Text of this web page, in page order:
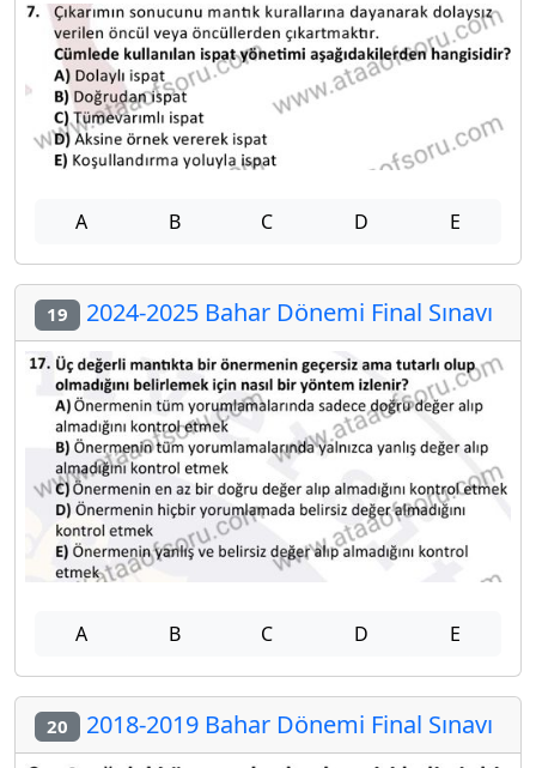
A B C D E
19 2024-2025 Bahar Dönemi Final Sınavı
A B C D E
20 2018-2019 Bahar Dönemi Final Sınavı